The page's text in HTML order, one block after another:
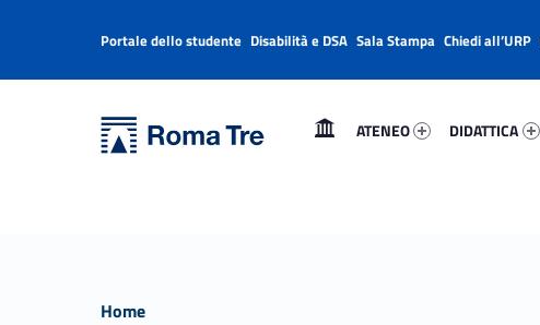
Università Roma Tre
ATENEO
DIDATTICA
Header info sidebar
Portale dello studente Disabilità e DSA Sala Stampa Chiedi all’URP
Home